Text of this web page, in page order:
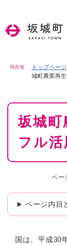
現在地 トップページ
城町農業再
本
坂城町
フル
ペー
ページ内目
国は、平成30